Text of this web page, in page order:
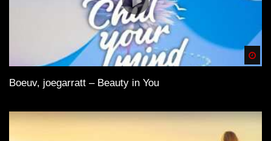
Boeuv, joegarratt – Beauty in You